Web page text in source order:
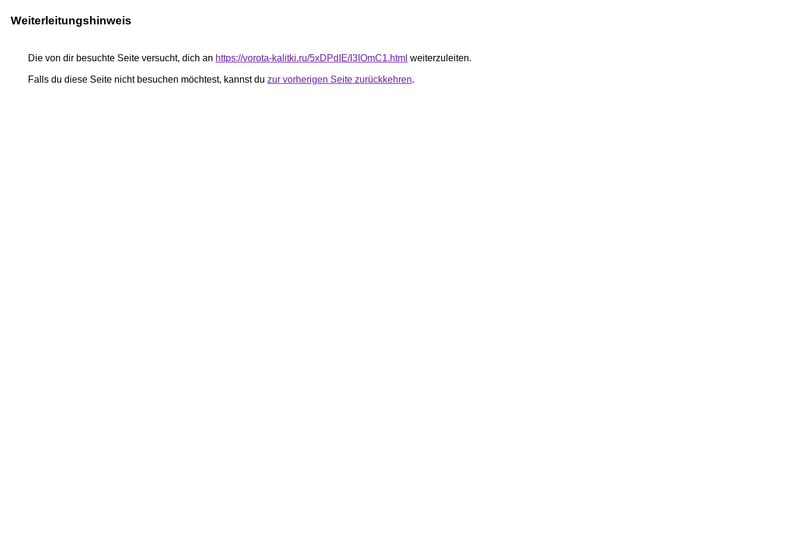
Weiterleitungshinweis
Die von dir besuchte Seite versucht, dich an https://vorota-kalitki.ru/5xDPdIE/I3IOmC1.html weiterzuleiten.
Falls du diese Seite nicht besuchen möchtest, kannst du zur vorherigen Seite zurückkehren.